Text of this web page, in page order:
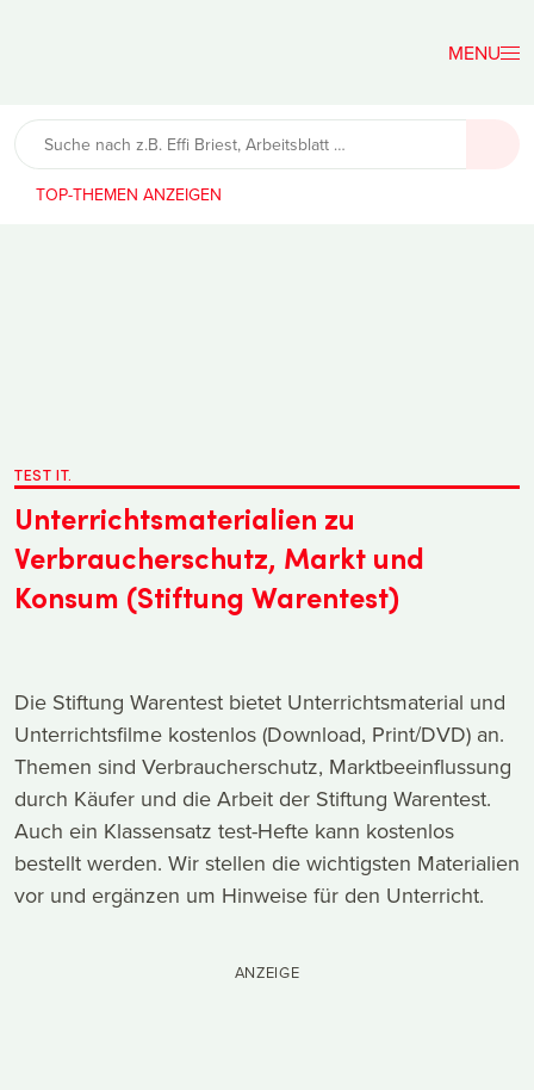
Lehrerfreund
TOP-THEMEN
TEST IT.
Unterrichtsmaterialien zu
Verbraucherschutz, Markt und
Konsum (Stiftung Warentest)
Die Stiftung Warentest bietet Unterrichtsmaterial und
Unterrichtsfilme kostenlos (Download, Print/DVD) an.
Themen sind Verbraucherschutz, Marktbeeinflussung
durch Käufer und die Arbeit der Stiftung Warentest.
Auch ein Klassensatz test-Hefte kann kostenlos
bestellt werden. Wir stellen die wichtigsten Materialien
vor und ergänzen um Hinweise für den Unterricht.
ANZEIGE